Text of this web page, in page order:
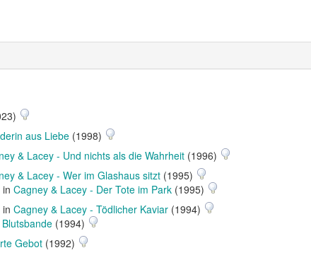
aus Liebe (1998)
& Lacey - Und nichts als die Wahrheit (1996)
& Lacey - Wer im Glashaus sitzt (1995)
in Cagney & Lacey - Der Tote im Park (1995)
in Cagney & Lacey - Tödlicher Kaviar (1994)
Blutsbande (1994)
Gebot (1992)